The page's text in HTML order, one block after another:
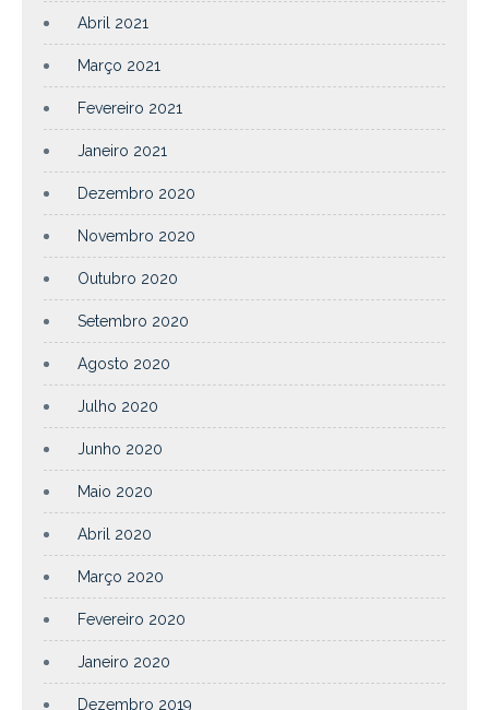
Abril 2021
Março 2021
Fevereiro 2021
Janeiro 2021
Dezembro 2020
Novembro 2020
Outubro 2020
Setembro 2020
Agosto 2020
Julho 2020
Junho 2020
Maio 2020
Abril 2020
Março 2020
Fevereiro 2020
Janeiro 2020
Dezembro 2019